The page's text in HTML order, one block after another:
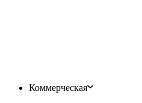
Коммерческая